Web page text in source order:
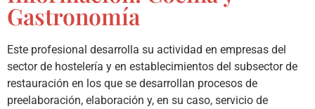
Gastronomía
Este profesional desarrolla su actividad en empresas del
sector de hostelería y en establecimientos del subsector de
restauración en los que se desarrollan procesos de
preelaboración, elaboración y, en su caso, servicio de